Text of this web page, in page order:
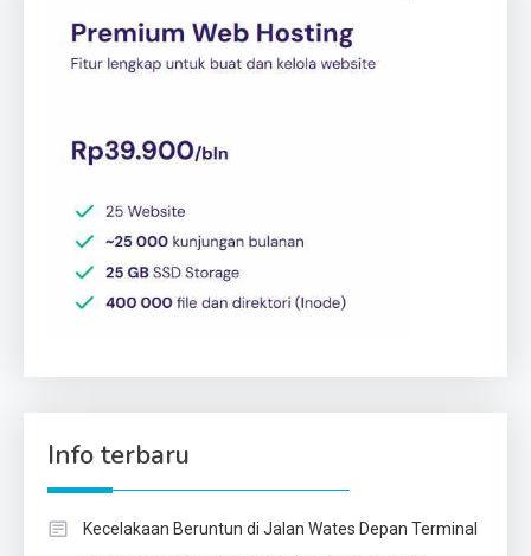
Info terbaru
Kecelakaan Beruntun di Jalan Wates Depan Terminal